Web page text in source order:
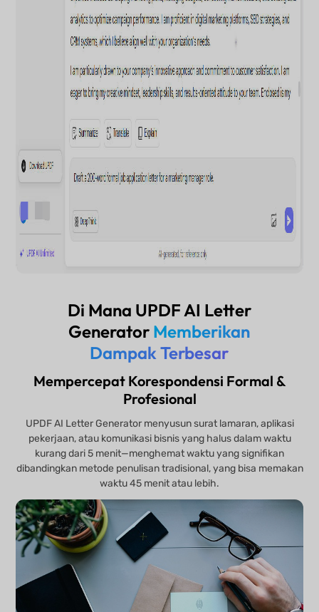
Di Mana UPDF AI Letter
Generator Memberikan
Dampak Terbesar
Mempercepat Korespondensi Formal &
Profesional
UPDF AI Letter Generator menyusun surat lamaran, aplikasi
pekerjaan, atau komunikasi bisnis yang halus dalam waktu
kurang dari 5 menit—menghemat waktu yang signifikan
dibandingkan metode penulisan tradisional, yang bisa memakan
waktu 45 menit atau lebih.